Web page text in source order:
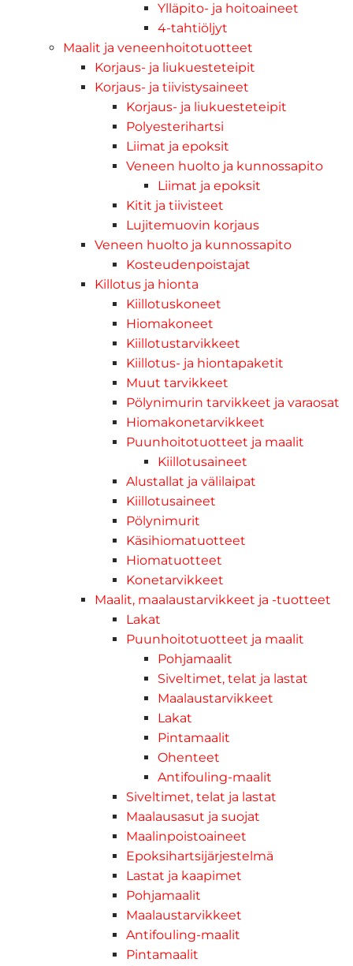
Ylläpito- ja hoitoaineet
4-tahtiöljyt
Maalit ja veneenhoitotuotteet
Korjaus- ja liukuesteteipit
Korjaus- ja tiivistysaineet
Korjaus- ja liukuesteteipit
Polyesterihartsi
Liimat ja epoksit
Veneen huolto ja kunnossapito
Liimat ja epoksit
Kitit ja tiivisteet
Lujitemuovin korjaus
Veneen huolto ja kunnossapito
Kosteudenpoistajat
Killotus ja hionta
Kiillotuskoneet
Hiomakoneet
Kiillotustarvikkeet
Kiillotus- ja hiontapaketit
Muut tarvikkeet
Pölynimurin tarvikkeet ja varaosat
Hiomakonetarvikkeet
Puunhoitotuotteet ja maalit
Kiillotusaineet
Alustallat ja välilaipat
Kiillotusaineet
Pölynimurit
Käsihiomatuotteet
Hiomatuotteet
Konetarvikkeet
Maalit, maalaustarvikkeet ja -tuotteet
Lakat
Puunhoitotuotteet ja maalit
Pohjamaalit
Siveltimet, telat ja lastat
Maalaustarvikkeet
Lakat
Pintamaalit
Ohenteet
Antifouling-maalit
Siveltimet, telat ja lastat
Maalausasut ja suojat
Maalinpoistoaineet
Epoksihartsijärjestelmä
Lastat ja kaapimet
Pohjamaalit
Maalaustarvikkeet
Antifouling-maalit
Pintamaalit